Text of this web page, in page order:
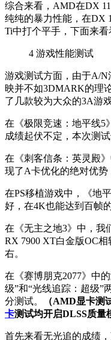
综合来看，AMD在DX
纯纯的暴力性能，在DX
Ti中打个平手，下面来看
4 游戏性能测试
游戏测试方面，由于A/N
映并不如3DMARK的理
了几款较为大众的3A游戏
在《极限竞速：地平线5
成绩起伏不定，本次测
在《刺客信条：英灵殿
现了A卡优化的绝对优势
在PS移植游戏中，《地
好，在4K也能达到百帧
在《无主之地3》中，我
RX 7900 XT白金版OC
右。
在《赛博朋克2077》中
级”和“光线追踪：超级”
分测试。
（AMD显卡测
卡测试均开启DLSS质量
首先来看无光追的成绩